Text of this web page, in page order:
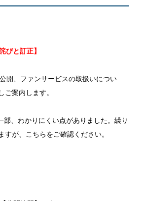
びと訂正】
開、ファンサービスの取扱いについ
ご案内します。
部、わかりにくい点がありました。繰り
すが、こちらをご確認ください。